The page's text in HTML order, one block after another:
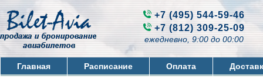
+7 (495) 544-59-46
+7 (812) 309-25-09
ежедневно, 9:00 до 00:00
Главная Расписание Оплата